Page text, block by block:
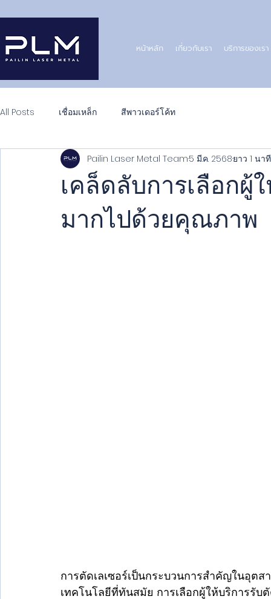
หน้าหลัก เกี่ยวกับเรา บริการของเรา
All Posts เชื่อมเหล็ก สีพาวเดอร์โค้ท
เคล็ดลับการเลือกผู้
มากไปด้วยคุณภาพ
Pailin Laser Metal Team5 มี.ค. 2568ยาว 1 นาที
การตัดเลเซอร์เป็นกระบวนการสำคัญในอุต
เทคโนโลยีที่ทันสมัย การเลือกผู้ให้บริการรั